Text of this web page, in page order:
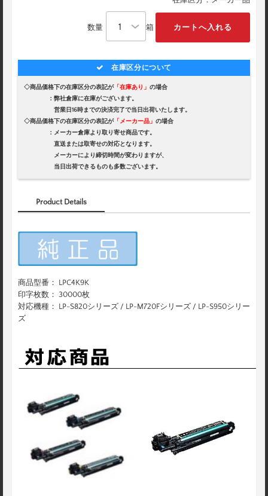
数量 箱
在庫区分について
◇商品価格下の在庫区分の表記が「在庫あり」 の場合
：弊社倉庫に在庫がございます。
営業日16時までの決済完了で当日出荷いたします。
◇商品価格下の在庫区分の表記が「メーカー品」 の場合
：メーカー倉庫より取り寄せ商品です。
直送または取寄せの対応となります。
メーカーにより締切時間が変わりますが、
当日出荷できるものも多数ございます。
Product Details
商品型番： LPC4K9K
印字枚数： 30000枚
対応機種： LP-S820シリーズ / LP-M720Fシリーズ / LP-S950シリー
ズ